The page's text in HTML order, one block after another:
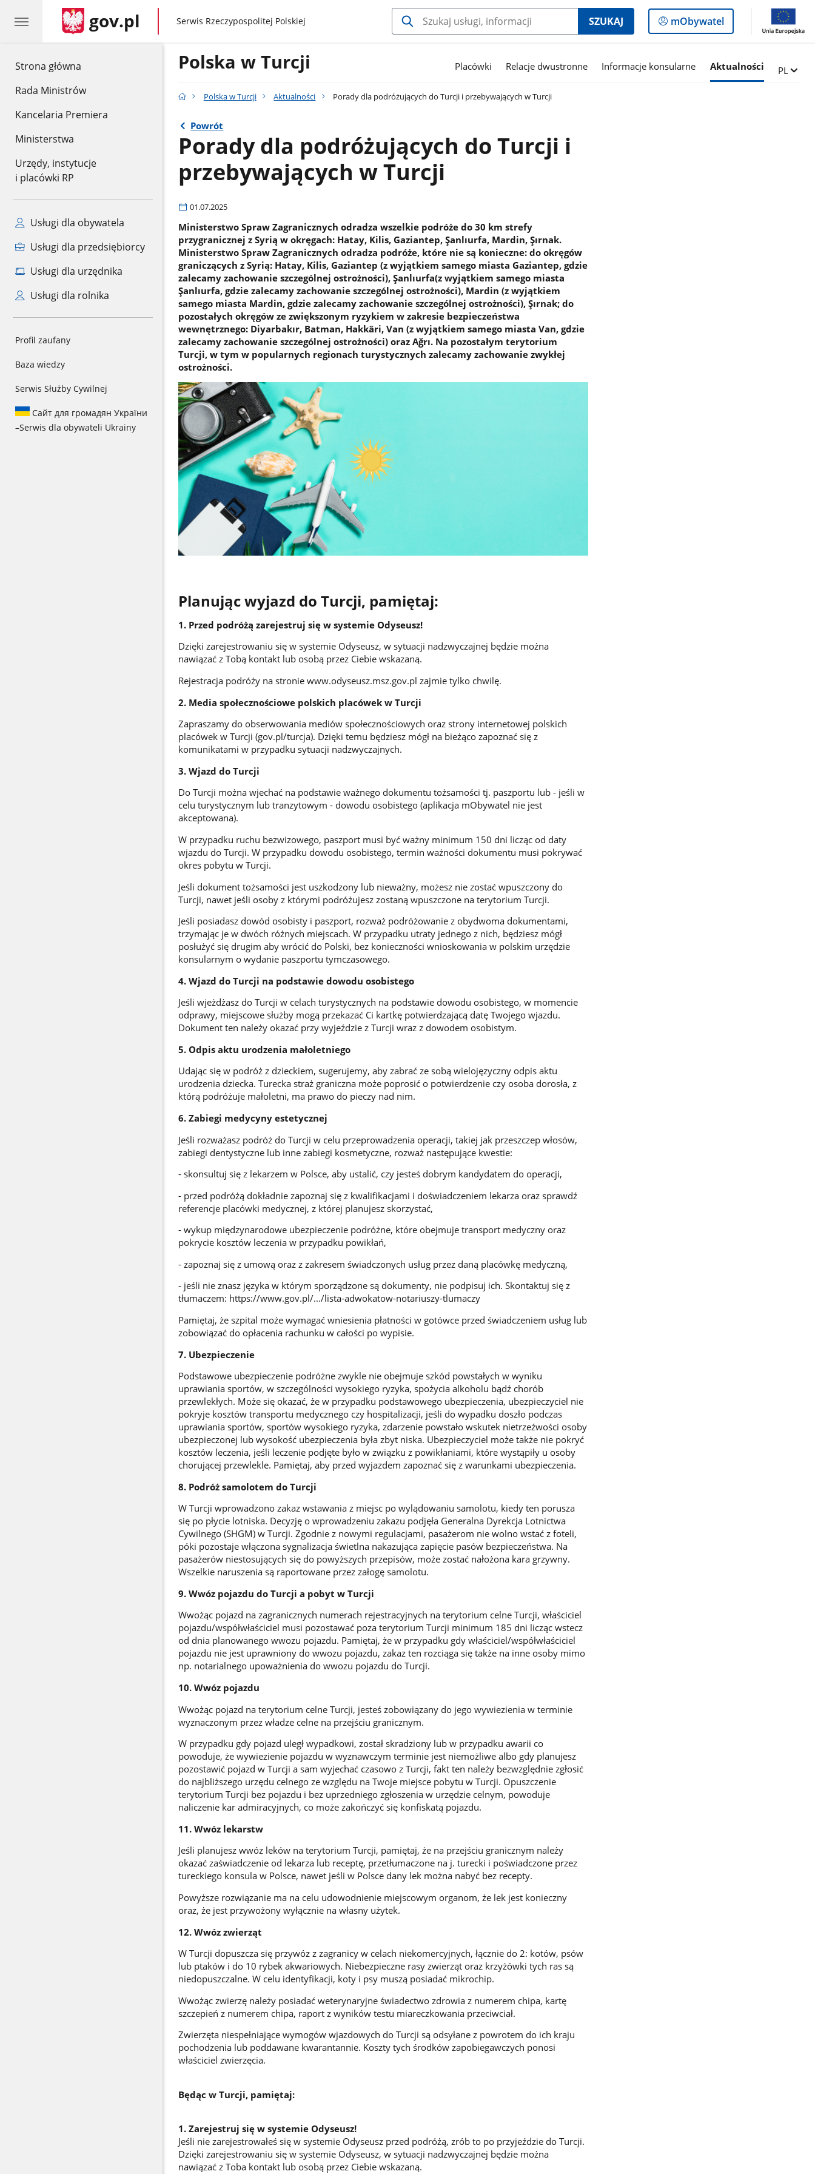
Strona główna
Rada Ministrów
Kancelaria Premiera
Ministerstwa
Urzędy, instytucje
i placówki RP
Usługi dla obywatela
Usługi dla przedsiębiorcy
Usługi dla urzędnika
Usługi dla rolnika
Profil zaufany
Baza wiedzy
Serwis Służby Cywilnej
Сайт для громадян України
–Serwis dla obywateli Ukrainy
gov.pl gov.pl
Serwis Rzeczypospolitej Polskiej SZUKAJ
Logowanie
do
mObywatel
Polska w Turcji Placówki Relacje dwustronne Informacje konsularne Aktualności Zmień
PL
Polska w Turcji Aktualności Porady dla podróżujących do Turcji i przebywających w Turcji
Powrót
Porady dla podróżujących do Turcji i
przebywających w Turcji
01.07.2025
Ministerstwo Spraw Zagranicznych odradza wszelkie podróże do 30 km strefy
przygranicznej z Syrią w okręgach: Hatay, Kilis, Gaziantep, Şanlıurfa, Mardin, Şırnak.
Ministerstwo Spraw Zagranicznych odradza podróże, które nie są konieczne: do okręgów
graniczących z Syrią: Hatay, Kilis, Gaziantep (z wyjątkiem samego miasta Gaziantep, gdzie
zalecamy zachowanie szczególnej ostrożności), Şanlıurfa(z wyjątkiem samego miasta
Şanlıurfa, gdzie zalecamy zachowanie szczególnej ostrożności), Mardin (z wyjątkiem
samego miasta Mardin, gdzie zalecamy zachowanie szczególnej ostrożności), Şırnak; do
pozostałych okręgów ze zwiększonym ryzykiem w zakresie bezpieczeństwa
wewnętrznego: Diyarbakır, Batman, Hakkâri, Van (z wyjątkiem samego miasta Van, gdzie
zalecamy zachowanie szczególnej ostrożności) oraz Ağrı. Na pozostałym terytorium
Turcji, w tym w popularnych regionach turystycznych zalecamy zachowanie zwykłej
ostrożności.
Planując wyjazd do Turcji, pamiętaj:
1. Przed podróżą zarejestruj się w systemie Odyseusz!
Dzięki zarejestrowaniu się w systemie Odyseusz, w sytuacji nadzwyczajnej będzie można
nawiązać z Tobą kontakt lub osobą przez Ciebie wskazaną.
Rejestracja podróży na stronie www.odyseusz.msz.gov.pl zajmie tylko chwilę.
2. Media społecznościowe polskich placówek w Turcji
Zapraszamy do obserwowania mediów społecznościowych oraz strony internetowej polskich
placówek w Turcji (gov.pl/turcja). Dzięki temu będziesz mógł na bieżąco zapoznać się z
komunikatami w przypadku sytuacji nadzwyczajnych.
3. Wjazd do Turcji
Do Turcji można wjechać na podstawie ważnego dokumentu tożsamości tj. paszportu lub - jeśli w
celu turystycznym lub tranzytowym - dowodu osobistego (aplikacja mObywatel nie jest
akceptowana).
W przypadku ruchu bezwizowego, paszport musi być ważny minimum 150 dni licząc od daty
wjazdu do Turcji. W przypadku dowodu osobistego, termin ważności dokumentu musi pokrywać
okres pobytu w Turcji.
Jeśli dokument tożsamości jest uszkodzony lub nieważny, możesz nie zostać wpuszczony do
Turcji, nawet jeśli osoby z którymi podróżujesz zostaną wpuszczone na terytorium Turcji.
Jeśli posiadasz dowód osobisty i paszport, rozważ podróżowanie z obydwoma dokumentami,
trzymając je w dwóch różnych miejscach. W przypadku utraty jednego z nich, będziesz mógł
posłużyć się drugim aby wrócić do Polski, bez konieczności wnioskowania w polskim urzędzie
konsularnym o wydanie paszportu tymczasowego.
4. Wjazd do Turcji na podstawie dowodu osobistego
Jeśli wjeżdżasz do Turcji w celach turystycznych na podstawie dowodu osobistego, w momencie
odprawy, miejscowe służby mogą przekazać Ci kartkę potwierdzającą datę Twojego wjazdu.
Dokument ten należy okazać przy wyjeździe z Turcji wraz z dowodem osobistym.
5. Odpis aktu urodzenia małoletniego
Udając się w podróż z dzieckiem, sugerujemy, aby zabrać ze sobą wielojęzyczny odpis aktu
urodzenia dziecka. Turecka straż graniczna może poprosić o potwierdzenie czy osoba dorosła, z
którą podróżuje małoletni, ma prawo do pieczy nad nim.
6. Zabiegi medycyny estetycznej
Jeśli rozważasz podróż do Turcji w celu przeprowadzenia operacji, takiej jak przeszczep włosów,
zabiegi dentystyczne lub inne zabiegi kosmetyczne, rozważ następujące kwestie:
- skonsultuj się z lekarzem w Polsce, aby ustalić, czy jesteś dobrym kandydatem do operacji,
- przed podróżą dokładnie zapoznaj się z kwalifikacjami i doświadczeniem lekarza oraz sprawdź
referencje placówki medycznej, z której planujesz skorzystać,
- wykup międzynarodowe ubezpieczenie podróżne, które obejmuje transport medyczny oraz
pokrycie kosztów leczenia w przypadku powikłań,
- zapoznaj się z umową oraz z zakresem świadczonych usług przez daną placówkę medyczną,
- jeśli nie znasz języka w którym sporządzone są dokumenty, nie podpisuj ich. Skontaktuj się z
tłumaczem: https://www.gov.pl/.../lista-adwokatow-notariuszy-tlumaczy
Pamiętaj, że szpital może wymagać wniesienia płatności w gotówce przed świadczeniem usług lub
zobowiązać do opłacenia rachunku w całości po wypisie.
7. Ubezpieczenie
Podstawowe ubezpieczenie podróżne zwykle nie obejmuje szkód powstałych w wyniku
uprawiania sportów, w szczególności wysokiego ryzyka, spożycia alkoholu bądź chorób
przewlekłych. Może się okazać, że w przypadku podstawowego ubezpieczenia, ubezpieczyciel nie
pokryje kosztów transportu medycznego czy hospitalizacji, jeśli do wypadku doszło podczas
uprawiania sportów, sportów wysokiego ryzyka, zdarzenie powstało wskutek nietrzeźwości osoby
ubezpieczonej lub wysokość ubezpieczenia była zbyt niska. Ubezpieczyciel może także nie pokryć
kosztów leczenia, jeśli leczenie podjęte było w związku z powikłaniami, które wystąpiły u osoby
chorującej przewlekle. Pamiętaj, aby przed wyjazdem zapoznać się z warunkami ubezpieczenia.
8. Podróż samolotem do Turcji
W Turcji wprowadzono zakaz wstawania z miejsc po wylądowaniu samolotu, kiedy ten porusza
się po płycie lotniska. Decyzję o wprowadzeniu zakazu podjęła Generalna Dyrekcja Lotnictwa
Cywilnego (SHGM) w Turcji. Zgodnie z nowymi regulacjami, pasażerom nie wolno wstać z foteli,
póki pozostaje włączona sygnalizacja świetlna nakazująca zapięcie pasów bezpieczeństwa. Na
pasażerów niestosujących się do powyższych przepisów, może zostać nałożona kara grzywny.
Wszelkie naruszenia są raportowane przez załogę samolotu.
9. Wwóz pojazdu do Turcji a pobyt w Turcji
Wwożąc pojazd na zagranicznych numerach rejestracyjnych na terytorium celne Turcji, właściciel
pojazdu/współwłaściciel musi pozostawać poza terytorium Turcji minimum 185 dni licząc wstecz
od dnia planowanego wwozu pojazdu. Pamiętaj, że w przypadku gdy właściciel/współwłaściciel
pojazdu nie jest uprawniony do wwozu pojazdu, zakaz ten rozciąga się także na inne osoby mimo
np. notarialnego upoważnienia do wwozu pojazdu do Turcji.
10. Wwóz pojazdu
Wwożąc pojazd na terytorium celne Turcji, jesteś zobowiązany do jego wywiezienia w terminie
wyznaczonym przez władze celne na przejściu granicznym.
W przypadku gdy pojazd uległ wypadkowi, został skradziony lub w przypadku awarii co
powoduje, że wywiezienie pojazdu w wyznawczym terminie jest niemożliwe albo gdy planujesz
pozostawić pojazd w Turcji a sam wyjechać czasowo z Turcji, fakt ten należy bezwzględnie zgłosić
do najbliższego urzędu celnego ze względu na Twoje miejsce pobytu w Turcji. Opuszczenie
terytorium Turcji bez pojazdu i bez uprzedniego zgłoszenia w urzędzie celnym, powoduje
naliczenie kar admiracyjnych, co może zakończyć się konfiskatą pojazdu.
11. Wwóz lekarstw
Jeśli planujesz wwóz leków na terytorium Turcji, pamiętaj, że na przejściu granicznym należy
okazać zaświadczenie od lekarza lub receptę, przetłumaczone na j. turecki i poświadczone przez
tureckiego konsula w Polsce, nawet jeśli w Polsce dany lek można nabyć bez recepty.
Powyższe rozwiązanie ma na celu udowodnienie miejscowym organom, że lek jest konieczny
oraz, że jest przywożony wyłącznie na własny użytek.
12. Wwóz zwierząt
W Turcji dopuszcza się przywóz z zagranicy w celach niekomercyjnych, łącznie do 2: kotów, psów
lub ptaków i do 10 rybek akwariowych. Niebezpieczne rasy zwierząt oraz krzyżówki tych ras są
niedopuszczalne. W celu identyfikacji, koty i psy muszą posiadać mikrochip.
Wwożąc zwierzę należy posiadać weterynaryjne świadectwo zdrowia z numerem chipa, kartę
szczepień z numerem chipa, raport z wyników testu miareczkowania przeciwciał.
Zwierzęta niespełniające wymogów wjazdowych do Turcji są odsyłane z powrotem do ich kraju
pochodzenia lub poddawane kwarantannie. Koszty tych środków zapobiegawczych ponosi
właściciel zwierzęcia.
Będąc w Turcji, pamiętaj:
1. Zarejestruj się w systemie Odyseusz!
Jeśli nie zarejestrowałeś się w systemie Odyseusz przed podróżą, zrób to po przyjeździe do Turcji.
Dzięki zarejestrowaniu się w systemie Odyseusz, w sytuacji nadzwyczajnej będzie można
nawiązać z Toba kontakt lub osobą przez Ciebie wskazaną.